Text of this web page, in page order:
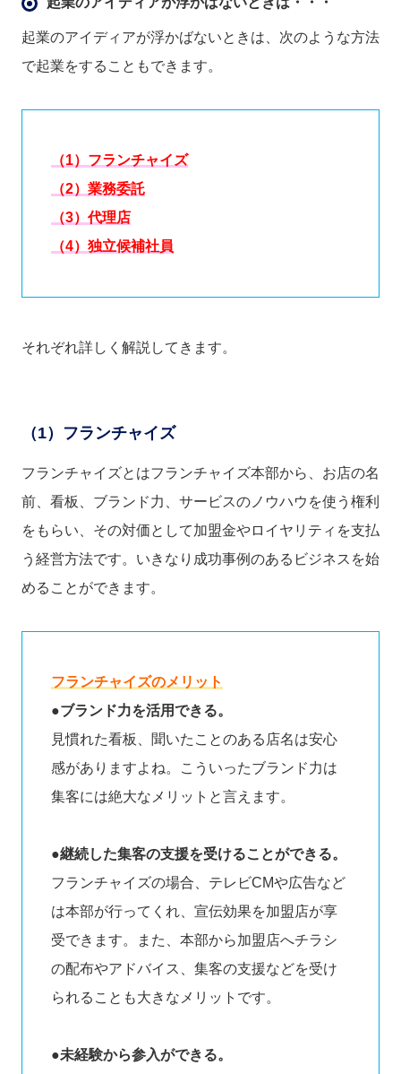
起業のアイディアが浮かばないときは、次のような方法
で起業をすることもできます。
（1）フランチャイズ
（2）業務委託
（3）代理店
（4）独立候補社員
それぞれ詳しく解説してきます。
（1）フランチャイズ
フランチャイズとはフランチャイズ本部から、お店の名
前、看板、ブランド力、サービスのノウハウを使う権利
をもらい、その対価として加盟金やロイヤリティを支払
う経営方法です。いきなり成功事例のあるビジネスを始
めることができます。
フランチャイズのメリット
●ブランド力を活用できる。
見慣れた看板、聞いたことのある店名は安心
感がありますよね。こういったブランド力は
集客には絶大なメリットと言えます。
●継続した集客の支援を受けることができる。
フランチャイズの場合、テレビCMや広告など
は本部が行ってくれ、宣伝効果を加盟店が享
受できます。また、本部から加盟店へチラシ
の配布やアドバイス、集客の支援などを受け
られることも大きなメリットです。
●未経験から参入ができる。